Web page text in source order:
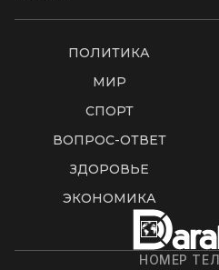
ПОЛИТИКА
МИР
СПОРТ
ВОПРОС-ОТВЕТ
ЗДОРОВЬЕ
ЭКОНОМИКА
НОМЕР